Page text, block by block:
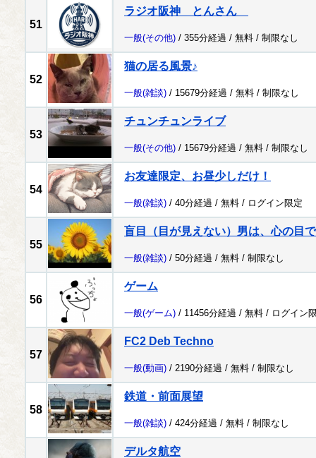
51
ラジオ阪神 とんさん
一般(その他) / 355分経過 / 無料 / 制限なし
52
猫の居る風景♪
一般(雑談) / 15679分経過 / 無料 / 制限なし
53
チュンチュンライブ
一般(その他) / 15679分経過 / 無料 / 制限なし
54
お友達限定、お昼少しだけ！
一般(雑談) / 40分経過 / 無料 / ログイン限定
55
盲目（目が見えない）男は、心の目
一般(雑談) / 50分経過 / 無料 / 制限なし
56
ゲーム
一般(ゲーム) / 11456分経過 / 無料 / ログイン
57
FC2 Deb Techno
一般(動画) / 2190分経過 / 無料 / 制限なし
58
鉄道・前面展望
一般(雑談) / 424分経過 / 無料 / 制限なし
デルタ航空